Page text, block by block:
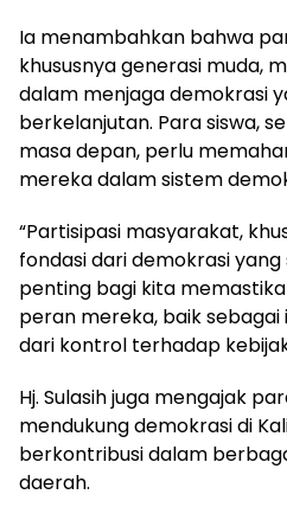
Ia menambahkan bahwa
khususnya generasi muda,
dalam menjaga demokrasi
berkelanjutan. Para siswa,
masa depan, perlu
mereka dalam sistem
“Partisipasi masyarakat,
fondasi dari demokrasi
penting bagi kita
peran mereka, baik
dari kontrol terhadap
Hj. Sulasih juga mengajak
mendukung demokrasi di
berkontribusi dalam
daerah.